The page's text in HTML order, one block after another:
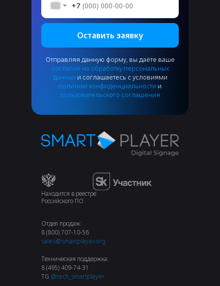
Находится в реестре
Российского ПО
+7
Оставить заявку
Отправляя данную форму, вы даёте ваше
согласие на обработку персональных
данныхи соглашаетесь с условиями
политики конфиденциальности и
пользовательского соглашения
Отдел продаж:
8 (800) 707-10-56
sales@smartplayer.org
Техническая поддержка:
8 (495) 409-74-31
TG @tech_smartplayer